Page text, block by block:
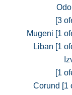
[3
Mugeni [1
Liban [1
[1
Corund [1